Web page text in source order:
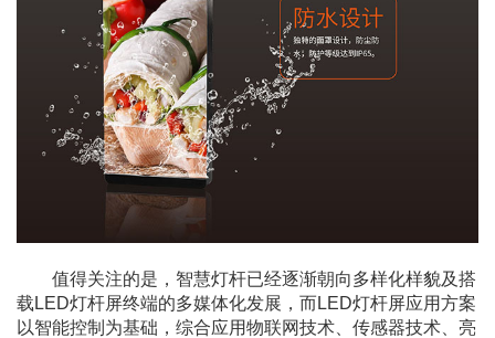
值得关注的是，智慧灯杆已经逐渐朝向多样化样貌及搭
载LED灯杆屏终端的多媒体化发展，而LED灯杆屏应用方案
以智能控制为基础，综合应用物联网技术、传感器技术、亮